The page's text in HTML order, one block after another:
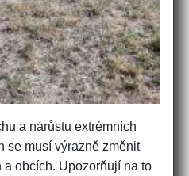
a nárůstu extrémních
se musí výrazně změnit
a obcích. Upozorňují na to